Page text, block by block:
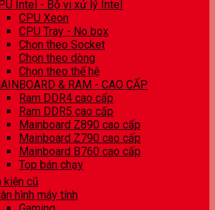
Intel - Bộ vi xử lý Intel
CPU Xeon
CPU Tray - No box
Chọn theo Socket
Chọn theo dòng
Chọn theo thế hệ
& RAM - CAO CẤP
Ram DDR4 cao cấp
Ram DDR5 cao cấp
Mainboard Z890 cao cấp
Mainboard Z790 cao cấp
Mainboard B760 cao cấp
Top bán chạy
kiện cũ
hình máy tính